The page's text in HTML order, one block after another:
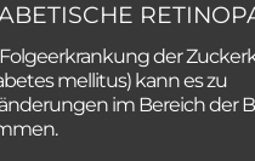
der
mellitus) kann es zu
im Bereich der